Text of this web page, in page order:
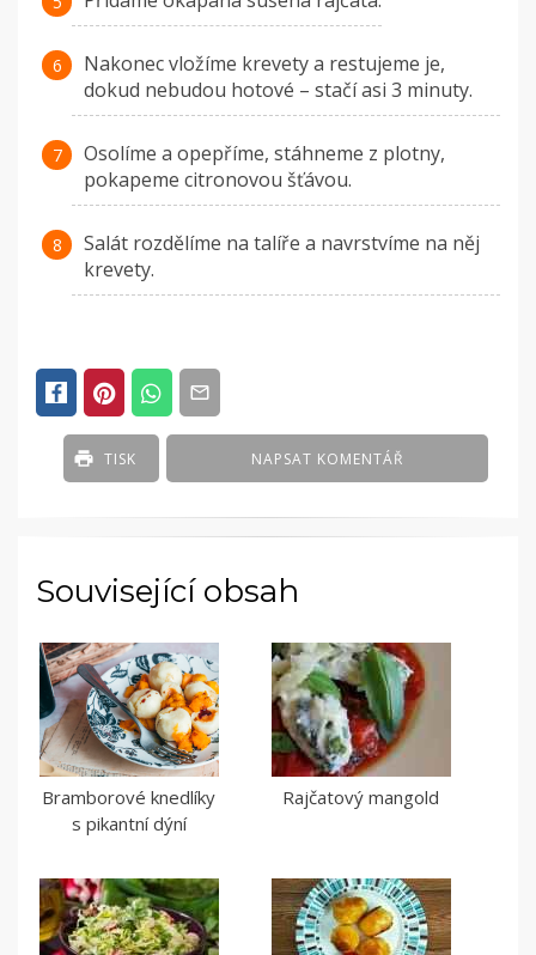
Nakonec vložíme krevety a restujeme je,
dokud nebudou hotové – stačí asi 3 minuty.
Osolíme a opepříme, stáhneme z plotny,
pokapeme citronovou šťávou.
Salát rozdělíme na talíře a navrstvíme na něj
krevety.
NAPSAT KOMENTÁŘ
TISK
Související obsah
Bramborové knedlíky
s pikantní dýní
Rajčatový mangold